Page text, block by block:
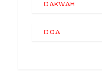
DAKWAH
DOA